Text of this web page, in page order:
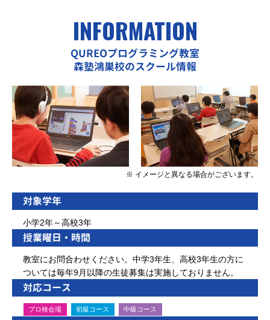
INFORMATION
QUREOプログラミング教室
森塾鴻巣校のスクール情報
※ イメージと異なる場合がございます。
対象学年
小学2年～高校3年
授業曜日・時間
教室にお問合わせください。中学3年生、高校3年生の方に
ついては毎年9月以降の生徒募集は実施しておりません。
対応コース
プロ検会場 初級コース 中級コース